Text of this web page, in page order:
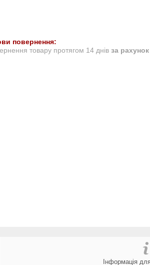
товару протягом 14 днів за
Інформація